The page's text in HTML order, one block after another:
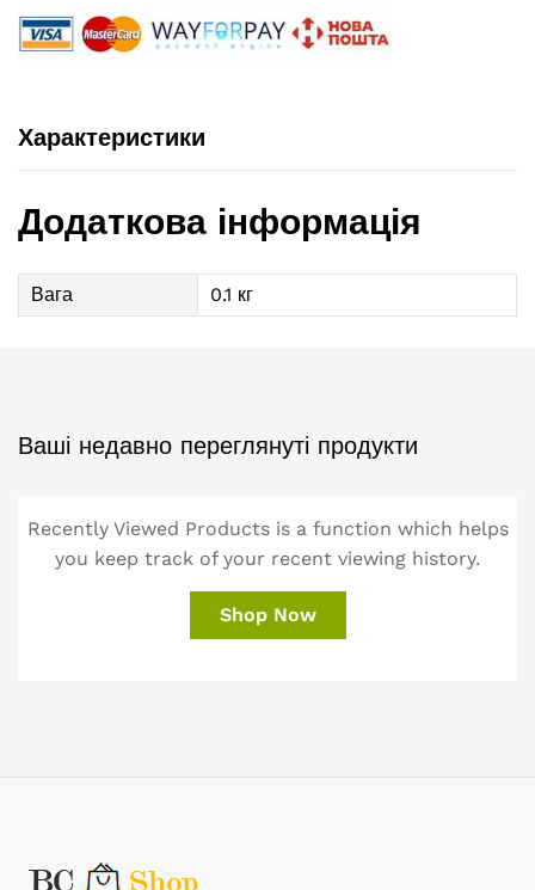
Характеристики
Додаткова інформація
Вага 0.1 кг
Ваші недавно переглянуті продукти
Recently Viewed Products is a function which helps
you keep track of your recent viewing history.
Shop Now